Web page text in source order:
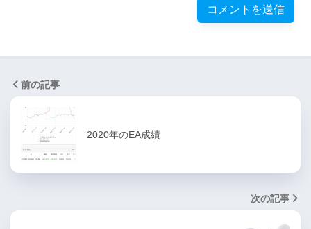
前の記事
2020年のEA成績
次の記事